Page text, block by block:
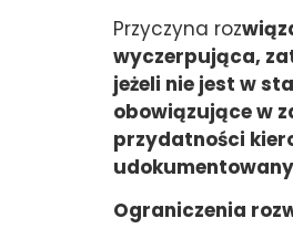
Przyczyna roz
wyczerpująca,
jeżeli nie jest w
obowiązujące w
przydatności
Ograniczenia